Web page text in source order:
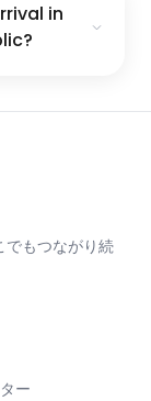
in
でもつながり続
ー